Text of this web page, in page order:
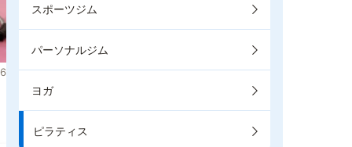
スポーツジム
パーソナルジム
ヨガ
ピラティス